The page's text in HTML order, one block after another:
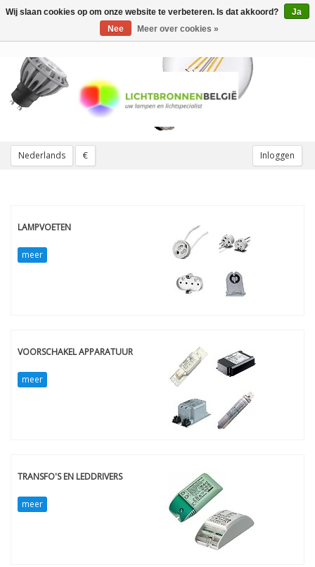
Nederlands € Inloggen
Toggle
LAMPVOETEN
meer
VOORSCHAKEL APPARATUUR
meer
TRANSFO'S EN LEDDRIVERS
meer
Wij slaan cookies op om onze website te verbeteren. Is dat akkoord?
Ja
Nee
Meer over cookies »